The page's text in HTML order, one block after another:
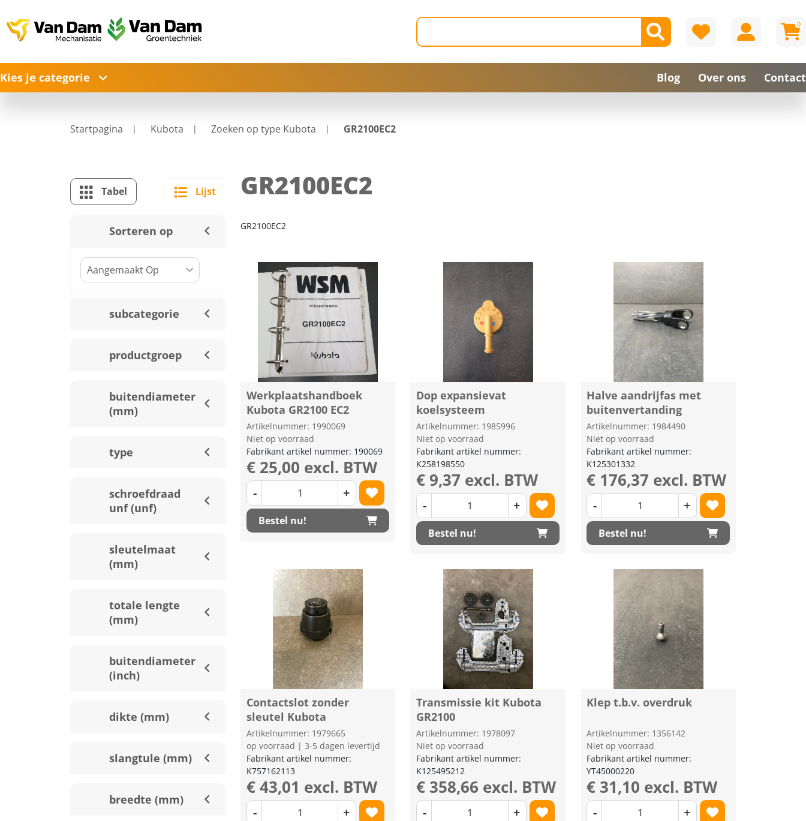
0
Kies je categorie Blog Over ons Contact
Startpagina Kubota Zoeken op type Kubota GR2100EC2
Tabel Lijst
Sorteren op
subcategorie
productgroep
buitendiameter
(mm)
type
schroefdraad
unf (unf)
sleutelmaat
(mm)
totale lengte
(mm)
buitendiameter
(inch)
dikte (mm)
slangtule (mm)
breedte (mm)
GR2100EC2
GR2100EC2
Werkplaatshandboek
Kubota GR2100 EC2
Artikelnummer: 1990069
Niet op voorraad
Fabrikant artikel nummer: 190069
€ 25,00 excl. BTW
- +
Bestel nu!
Dop expansievat
koelsysteem
Artikelnummer: 1985996
Niet op voorraad
Fabrikant artikel nummer:
K258198550
€ 9,37 excl. BTW
- +
Bestel nu!
Halve aandrijfas met
buitenvertanding
Artikelnummer: 1984490
Niet op voorraad
Fabrikant artikel nummer:
K125301332
€ 176,37 excl. BTW
- +
Bestel nu!
Contactslot zonder
sleutel Kubota
Artikelnummer: 1979665
op voorraad | 3-5 dagen levertijd
Fabrikant artikel nummer:
K757162113
€ 43,01 excl. BTW
- +
Transmissie kit Kubota
GR2100
Artikelnummer: 1978097
Niet op voorraad
Fabrikant artikel nummer:
K125495212
€ 358,66 excl. BTW
- +
Klep t.b.v. overdruk
Artikelnummer: 1356142
Niet op voorraad
Fabrikant artikel nummer:
YT45000220
€ 31,10 excl. BTW
- +